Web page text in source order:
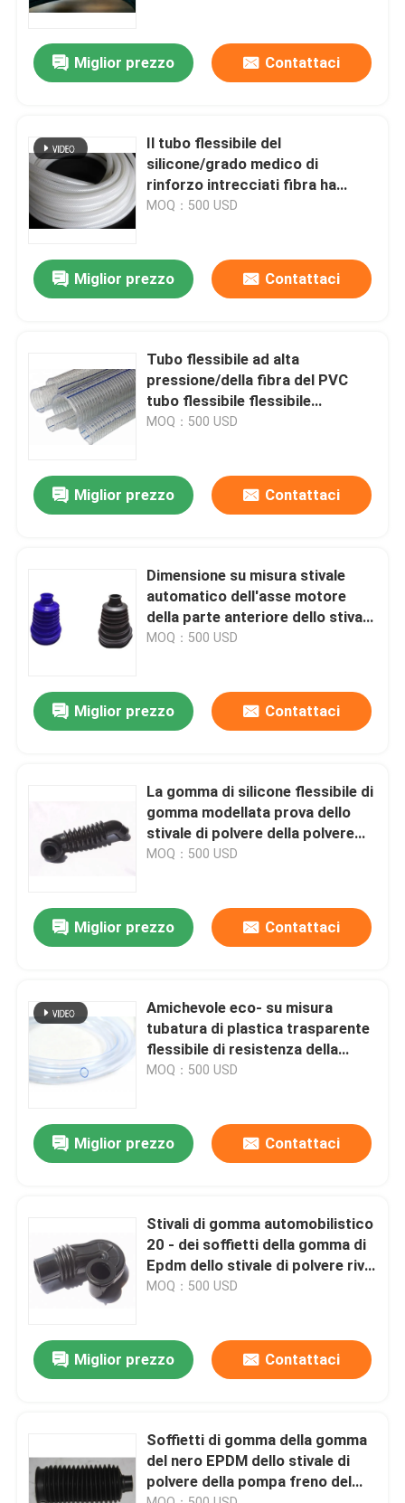
Giro della fabbrica
Contattici
Guarnizione in gomma olio
Paraoli Automotive
Guarnizioni del camion
Miglior prezzo Contattaci
Il tubo flessibile del
silicone/grado medico di
rinforzo intrecciati fibra ha
intrecciato il tubo flessibile
MOQ：500 USD
Miglior prezzo Contattaci
Tubo flessibile ad alta
pressione/della fibra del PVC
tubo flessibile flessibile
dell'acqua del PVC del tubo
MOQ：500 USD
Miglior prezzo Contattaci
Dimensione su misura stivale
automatico dell'asse motore
della parte anteriore dello stivale
di polvere della gomma di
MOQ：500 USD
Miglior prezzo Contattaci
La gomma di silicone flessibile di
gomma modellata prova dello
stivale di polvere della polvere
muggisce la resistenza di olio
MOQ：500 USD
Miglior prezzo Contattaci
Amichevole eco- su misura
tubatura di plastica trasparente
flessibile di resistenza della
corrosione del PVC
MOQ：500 USD
Miglior prezzo Contattaci
Stivali di gomma automobilistico
20 - dei soffietti della gomma di
Epdm dello stivale di polvere riva
90 una durezza
MOQ：500 USD
Miglior prezzo Contattaci
Soffietti di gomma della gomma
del nero EPDM dello stivale di
polvere della pompa freno del